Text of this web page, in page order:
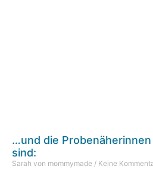
…und die
sind:
Sarah von mommymade Keine